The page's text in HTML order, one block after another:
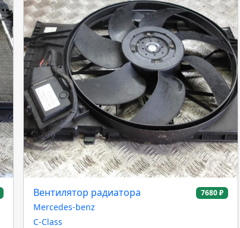
Вентилятор радиатора 7680 ₽
Mercedes-benz
C-Class